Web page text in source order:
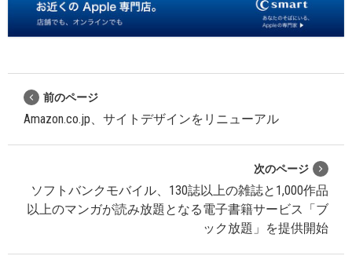
前のページ
Amazon.co.jp、サイトデザインをリニューアル
次のページ
ソフトバンクモバイル、130誌以上の雑誌と1,000作品
以上のマンガが読み放題となる電子書籍サービス「ブ
ック放題」を提供開始